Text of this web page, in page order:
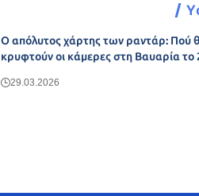
Ο απόλυτος χάρτης των ραντάρ: Πού
κρυφτούν οι κάμερες στη Βαυαρία το
29.03.2026